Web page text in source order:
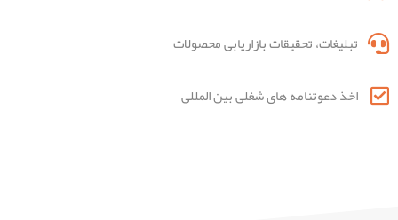
تبلیغات، تحقیقات بازاریابی محصولات
اخذ دعوتنامه های شغلی بین المللی